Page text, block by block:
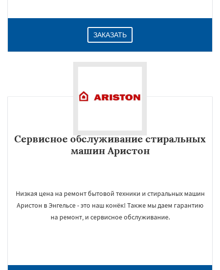
ЗАКАЗАТЬ
Сервисное обслуживание стиральных
машин Аристон
Низкая цена на ремонт бытовой техники и стиральных машин
Аристон в Энгельсе - это наш конёк! Также мы даем гарантию
на ремонт, и сервисное обслуживание.